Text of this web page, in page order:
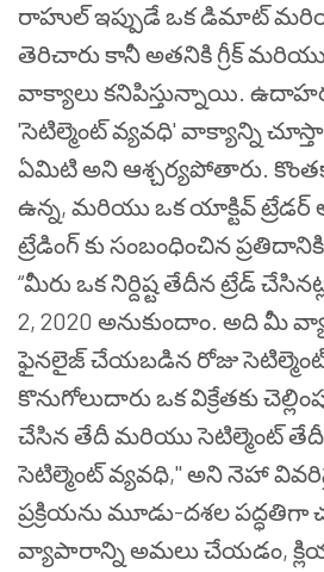
రాహుల్ ఇప్పుడే ఒక డిమాట్
తెరిచారు కానీ అతనికి గ్రీక్
వాక్యాలు కనిపిస్తున్నాయి.
'సెటిల్మెంట్ వ్యవధి' వాక్యాన్ని
ఏమిటి అని ఆశ్చర్యపోతారు.
ఉన్న, మరియు ఒక యాక్టివ్
ట్రేడింగ్ కు సంబంధించిన ప్రతిదానికి
“మీరు ఒక నిర్దిష్ట తేదీన ట్రేడ్
2, 2020 అనుకుందాం. అది మీ
ఫైనలైజ్ చేయబడిన రోజు
కొనుగోలుదారు ఒక విక్రేతకు
చేసిన తేదీ మరియు సెటిల్మెంట్
సెటిల్మెంట్ వ్యవధి," అని నెహా
ప్రక్రియను మూడు-దశల పద్ధతిగా
వ్యాపారాన్ని అమలు చేయడం,